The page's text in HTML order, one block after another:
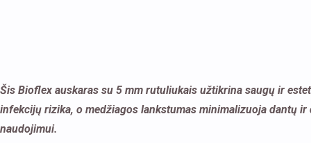
Šis Bioflex auskaras su 5 mm rutuliukais užtikrina saugų ir
infekcijų rizika, o medžiagos lankstumas minimalizuoja dantų
naudojimui.